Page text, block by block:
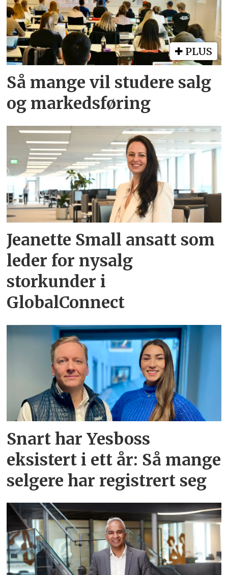
PLUS
Så mange vil studere salg
og markedsføring
Jeanette Small ansatt som
leder for nysalg
storkunder i
GlobalConnect
Snart har Yesboss
eksistert i ett år: Så mange
selgere har registrert seg